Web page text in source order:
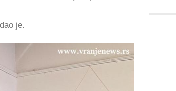
je.